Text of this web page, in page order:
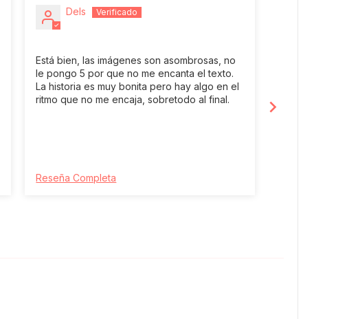
Dels
Está bien, las imágenes son asombrosas, no
le pongo 5 por que no me encanta el texto.
La historia es muy bonita pero hay algo en el
ritmo que no me encaja, sobretodo al final.
Reseña Completa